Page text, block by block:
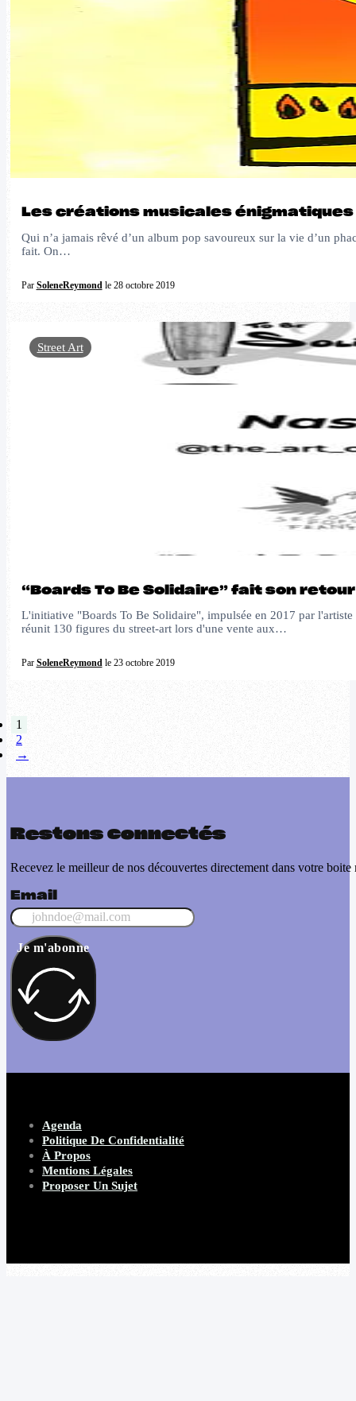
Les créations musicales
Qui n’a jamais rêvé d’un album pop savoureux sur la vie d’un
fait. On…
Par SoleneReymondle 28 octobre 2019
“Boards To Be Solidaire” fait son
L'initiative "Boards To Be Solidaire", impulsée en 2017 par
réunit 130 figures du street-art lors d'une vente aux…
Par SoleneReymondle 23 octobre 2019
Street Art
1
2
→
Restons connectés
Recevez le meilleur de nos découvertes directement dans votre boite
Email
Je m'abonne
Agenda
Politique De Confidentialité
À Propos
Mentions Légales
Proposer Un Sujet